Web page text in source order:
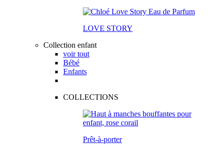
LOVE STORY
Collection enfant
voir tout
Bébé
Enfants
COLLECTIONS
Prêt-à-porter